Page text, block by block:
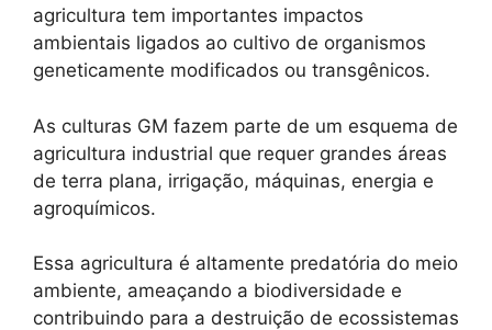
agricultura tem importantes impactos
ambientais ligados ao cultivo de organismos
geneticamente modificados ou transgênicos.
As culturas GM fazem parte de um esquema de
agricultura industrial que requer grandes áreas
de terra plana, irrigação, máquinas, energia e
agroquímicos.
Essa agricultura é altamente predatória do meio
ambiente, ameaçando a biodiversidade e
contribuindo para a destruição de ecossistemas